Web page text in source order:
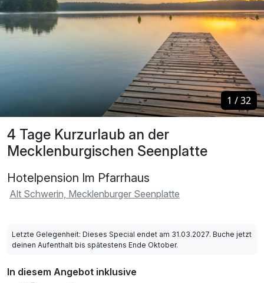
4 Tage Kurzurlaub an der
Mecklenburgischen Seenplatte
Hotelpension Im Pfarrhaus
Alt Schwerin, Mecklenburger Seenplatte
1 /32
1 /32
Letzte Gelegenheit: Dieses Special endet am 31.03.2027. Buche jetzt
deinen Aufenthalt bis spätestens Ende Oktober.
In diesem Angebot inklusive